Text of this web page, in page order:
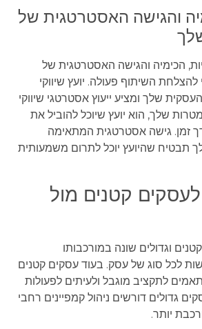
והגישה האסטרטגית של
הכימיה והגישה האסטרטגית של
השיתוף פעולה. יועץ שיווקי
שלך ומציע ייעוץ אסטרטגי שיווקי
שלך, הוא יועץ שיוכל להוביל את
זמן. גישה אסטרטגית המתאימה
תבטיח שהיועץ יוכל לתרום משמעותית
לעסקים קטנים מול
קטנים וגדולים שונה במורכבותו
לכל סוג של עסק. בעוד עסקים קטנים
לתקציב מוגבל ולעיתים לפעולות
גדולים דורשים ניהול קמפיינים רחבי
יותר.